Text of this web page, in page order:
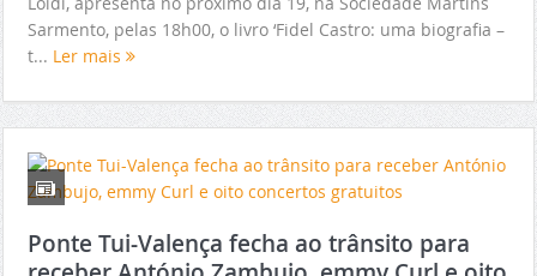
Sarmento, pelas 18h00, o livro ‘Fidel Castro: uma biografia –
t... Ler mais
Ponte Tui-Valença fecha ao trânsito para